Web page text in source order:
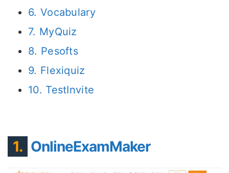
6. Vocabulary
7. MyQuiz
8. Pesofts
9. Flexiquiz
10. TestInvite
1. OnlineExamMaker